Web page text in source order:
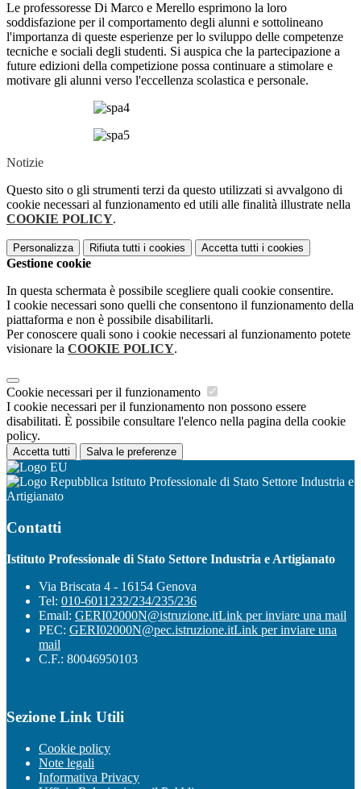
Le professoresse Di Marco e Merello esprimono la loro
soddisfazione per il comportamento degli alunni e sottolineano
l'importanza di queste esperienze per lo sviluppo delle competenze
tecniche e sociali degli studenti. Si auspica che la partecipazione a
future edizioni della competizione possa continuare a stimolare e
motivare gli alunni verso l'eccellenza scolastica e personale.
Notizie
Questo sito o gli strumenti terzi da questo utilizzati si avvalgono di
cookie necessari al funzionamento ed utili alle finalità illustrate nella
COOKIE POLICY.
Personalizza Rifiuta tutti i cookies Accetta tutti i cookies
Gestione cookie
In questa schermata è possibile scegliere quali cookie consentire.
I cookie necessari sono quelli che consentono il funzionamento della
piattaforma e non è possibile disabilitarli.
Per conoscere quali sono i cookie necessari al funzionamento potete
visionare la COOKIE POLICY.
Cookie necessari per il funzionamento
I cookie necessari per il funzionamento non possono essere
disabilitati. È possibile consultare l'elenco nella pagina della cookie
policy.
Accetta tutti Salva le preferenze
Istituto Professionale di Stato Settore Industria e
Artigianato
Contatti
Istituto Professionale di Stato Settore Industria e Artigianato
Via Briscata 4 - 16154 Genova
Tel: 010-6011232/234/235/236
Email: GERI02000N@istruzione.itLink per inviare una mail
PEC: GERI02000N@pec.istruzione.itLink per inviare una
mail
C.F.: 80046950103
Sezione Link Utili
Cookie policy
Note legali
Informativa Privacy